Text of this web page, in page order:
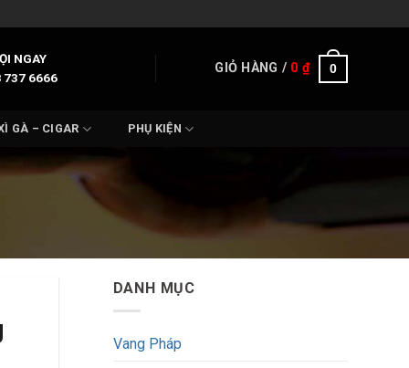
NGAY
737 6666
GIỎ HÀNG / 0₫ 0
GÀ – CIGAR PHỤ KIỆN
DANH MỤC
Vang Pháp